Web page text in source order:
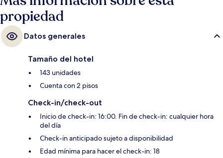
propiedad
Datos generales
Tamaño del hotel
143 unidades
Cuenta con 2 pisos
Check-in/check-out
Inicio de check-in: 16:00. Fin de check-in: cualquier hora
del día
Check-in anticipado sujeto a disponibilidad
Edad mínima para hacer el check-in: 18